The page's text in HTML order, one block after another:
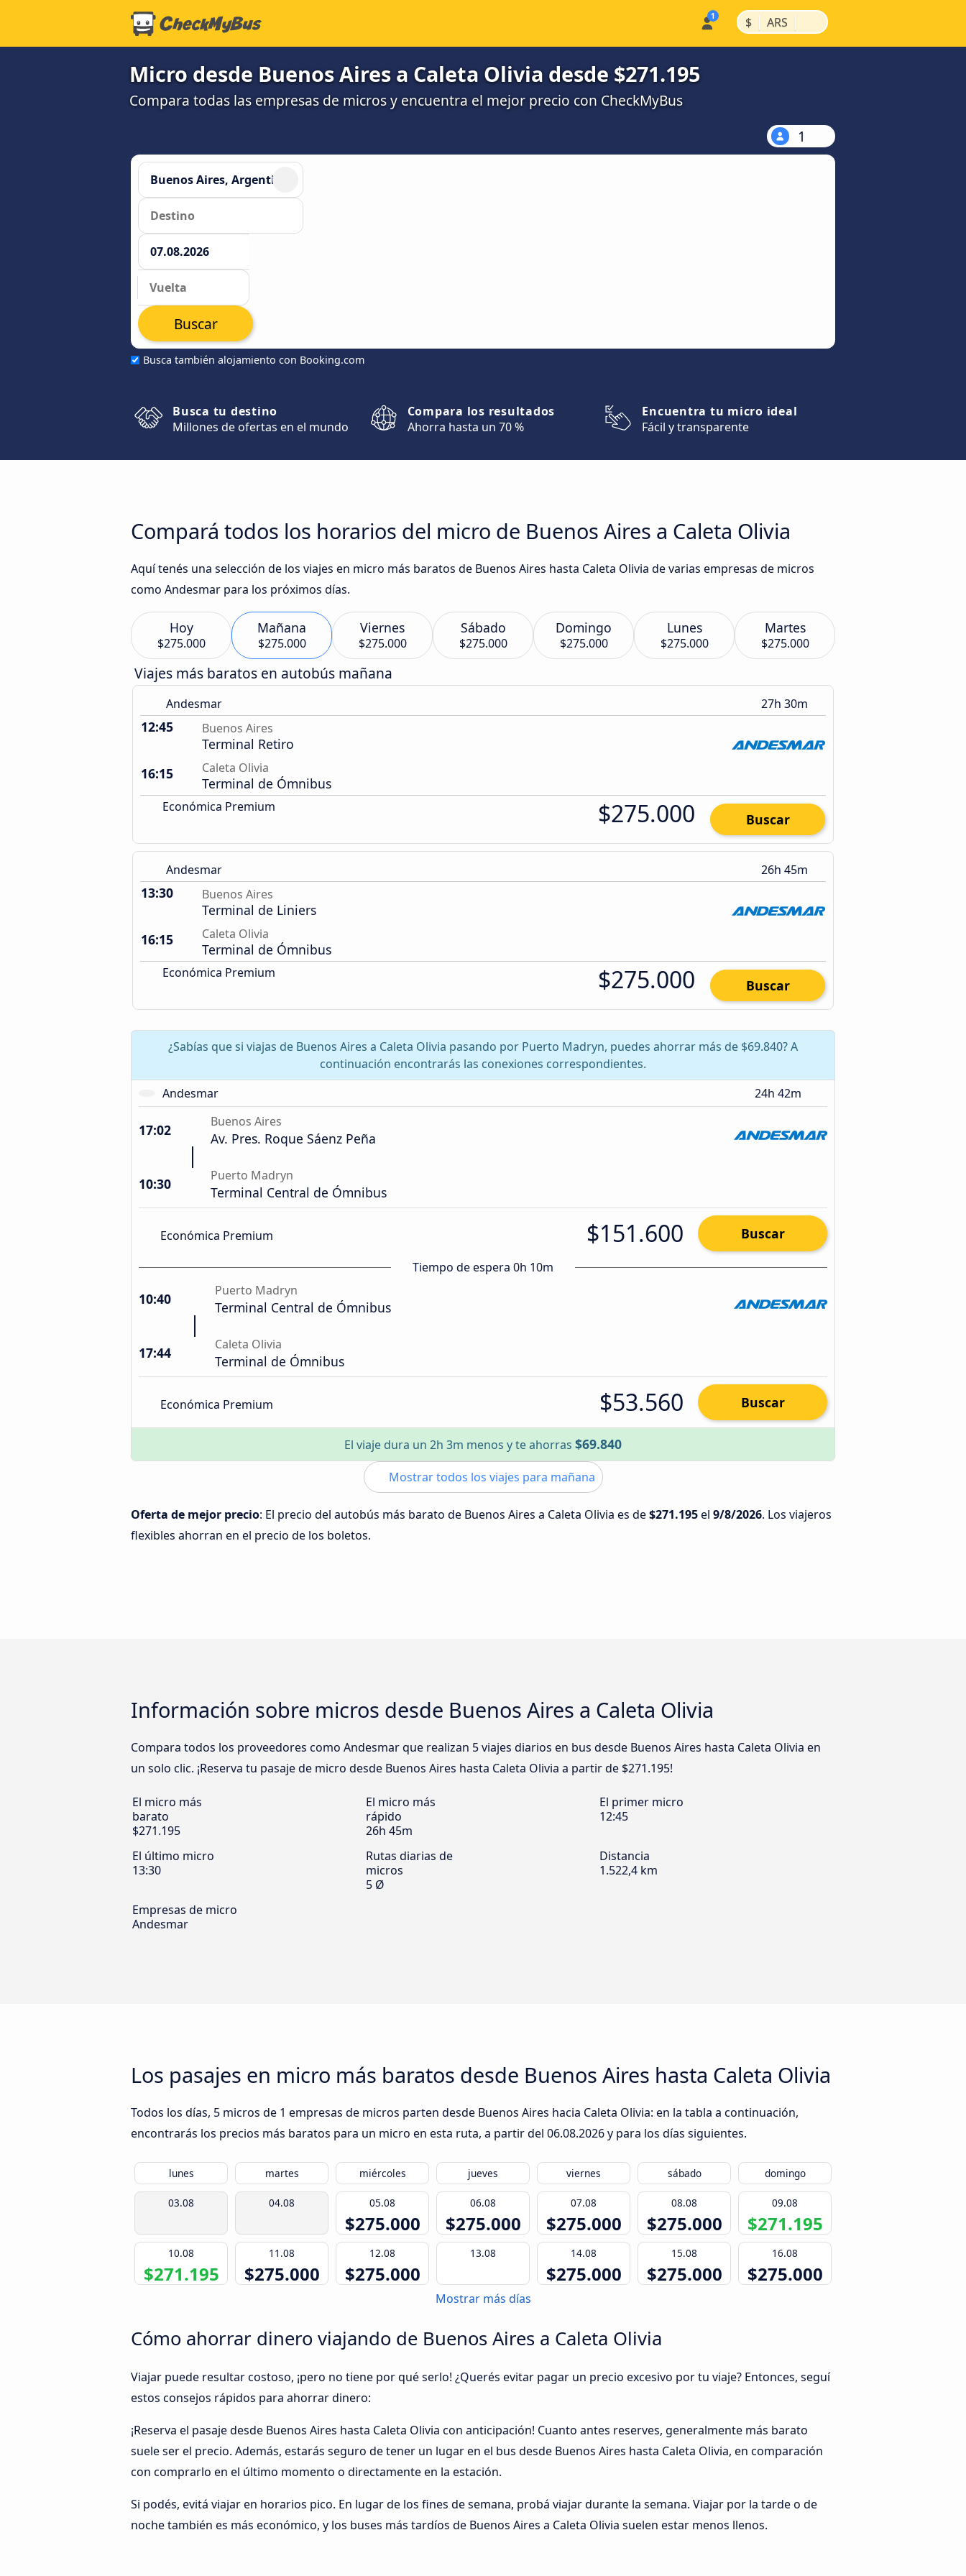
$ | ARS |
Micro desde Buenos Aires a Caleta Olivia desde $271.195
Compara todas las empresas de micros y encuentra el mejor precio con CheckMyBus
1
Busca también alojamiento con Booking.com
Buscar
Busca tu destino
Millones de ofertas en el mundo
Compara los resultados
Ahorra hasta un 70 %
Encuentra tu micro ideal
Fácil y transparente
Compará todos los horarios del micro de Buenos Aires a Caleta Olivia
Aquí tenés una selección de los viajes en micro más baratos de Buenos Aires hasta Caleta Olivia de varias empresas de micros
como Andesmar para los próximos días.
Hoy
$275.000
Mañana
$275.000
Viernes
$275.000
Sábado
$275.000
Domingo
$275.000
Lunes
$275.000
Martes
$275.000
Viajes más baratos en autobús mañana
Andesmar 27h 30m
12:45 Buenos Aires
Terminal Retiro
16:15
Caleta Olivia
Terminal de Ómnibus
Económica Premium $275.000 Buscar
Andesmar 26h 45m
13:30 Buenos Aires
Terminal de Liniers
16:15
Caleta Olivia
Terminal de Ómnibus
Económica Premium $275.000 Buscar
¿Sabías que si viajas de Buenos Aires a Caleta Olivia pasando por Puerto Madryn, puedes ahorrar más de $69.840? A
continuación encontrarás las conexiones correspondientes.
Andesmar
24h 42m
17:02 Buenos Aires
Av. Pres. Roque Sáenz Peña
10:30 Puerto Madryn
Terminal Central de Ómnibus
Económica Premium $151.600 Buscar
Tiempo de espera 0h 10m
10:40 Puerto Madryn
Terminal Central de Ómnibus
17:44 Caleta Olivia
Terminal de Ómnibus
Económica Premium $53.560 Buscar
El viaje dura un 2h 3m menos y te ahorras $69.840
Mostrar todos los viajes para mañana
Oferta de mejor precio: El precio del autobús más barato de Buenos Aires a Caleta Olivia es de$271.195el 9/8/2026. Los viajeros
flexibles ahorran en el precio de los boletos.
Información sobre micros desde Buenos Aires a Caleta Olivia
Compara todos los proveedores como Andesmar que realizan 5 viajes diarios en bus desde Buenos Aires hasta Caleta Olivia en
un solo clic. ¡Reserva tu pasaje de micro desde Buenos Aires hasta Caleta Olivia a partir de $271.195!
El micro más
barato
$271.195
El micro más
rápido
26h 45m
El primer micro
12:45
El último micro
13:30
Rutas diarias de
micros
5 Ø
Distancia
1.522,4 km
Empresas de micro
Andesmar
Los pasajes en micro más baratos desde Buenos Aires hasta Caleta Olivia
Todos los días, 5 micros de 1 empresas de micros parten desde Buenos Aires hacia Caleta Olivia: en la tabla a continuación,
encontrarás los precios más baratos para un micro en esta ruta, a partir del 06.08.2026y para los días siguientes.
lunes martes miércoles jueves viernes sábado domingo
03.08 04.08 05.08
$275.000
06.08
$275.000
07.08
$275.000
08.08
$275.000
09.08
$271.195
10.08
$271.195
11.08
$275.000
12.08
$275.000
13.08 14.08
$275.000
15.08
$275.000
16.08
$275.000
Mostrar más días
Cómo ahorrar dinero viajando de Buenos Aires a Caleta Olivia
Viajar puede resultar costoso, ¡pero no tiene por qué serlo! ¿Querés evitar pagar un precio excesivo por tu viaje? Entonces, seguí
estos consejos rápidos para ahorrar dinero:
¡Reserva el pasaje desde Buenos Aires hasta Caleta Olivia con anticipación! Cuanto antes reserves, generalmente más barato
suele ser el precio. Además, estarás seguro de tener un lugar en el bus desde Buenos Aires hasta Caleta Olivia, en comparación
con comprarlo en el último momento o directamente en la estación.
Si podés, evitá viajar en horarios pico. En lugar de los fines de semana, probá viajar durante la semana. Viajar por la tarde o de
noche también es más económico, y los buses más tardíos de Buenos Aires a Caleta Olivia suelen estar menos llenos.